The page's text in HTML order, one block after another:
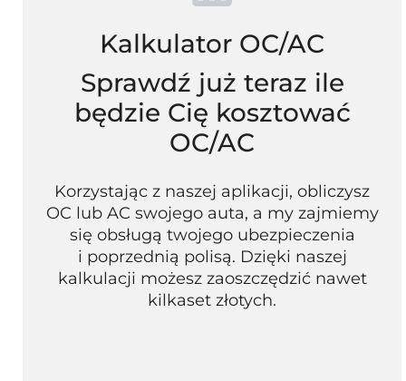
Kalkulator OC/AC
Sprawdź już teraz ile
będzie Cię kosztować
OC/AC
Korzystając z naszej aplikacji, obliczysz
OC lub AC swojego auta, a my zajmiemy
się obsługą twojego ubezpieczenia
i poprzednią polisą. Dzięki naszej
kalkulacji możesz zaoszczędzić nawet
kilkaset złotych.